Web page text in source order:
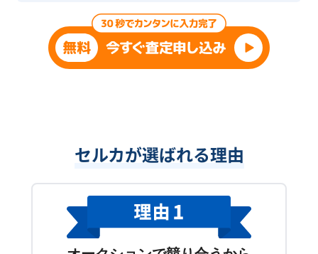
セルカが選ばれる理由